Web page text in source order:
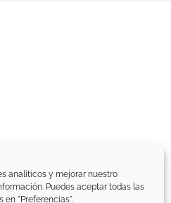
analíticos y mejorar nuestro
Puedes aceptar todas las
en "Preferencias".